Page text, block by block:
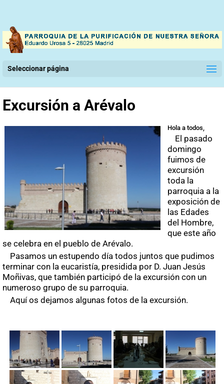
Seleccionar página
Excursión a Arévalo
Hola a todos,
El pasado
domingo
fuimos de
excursión
toda la
parroquia a la
exposición de
las Edades
del Hombre,
que este año
se celebra en el pueblo de Arévalo.
Pasamos un estupendo día todos juntos que pudimos
terminar con la eucaristía, presidida por D. Juan Jesús
Moñivas, que también participó de la excursión con un
numeroso grupo de su parroquia.
Aquí os dejamos algunas fotos de la excursión.